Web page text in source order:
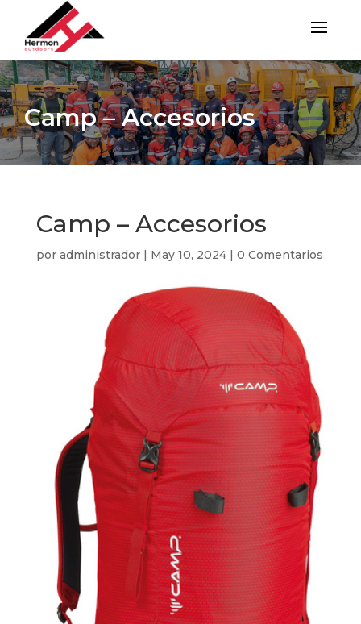
Camp – Accesorios
Camp – Accesorios
por administrador| May 10, 2024| 0 Comentarios